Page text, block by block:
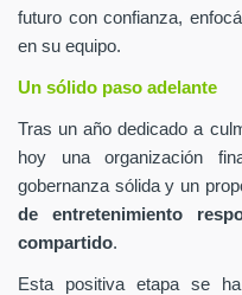
futuro con confianza,
en su equipo.
Un sólido paso adelante
Tras un año dedicado a
hoy una organización
gobernanza sólida y un
de entretenimiento
compartido.
Esta positiva etapa se